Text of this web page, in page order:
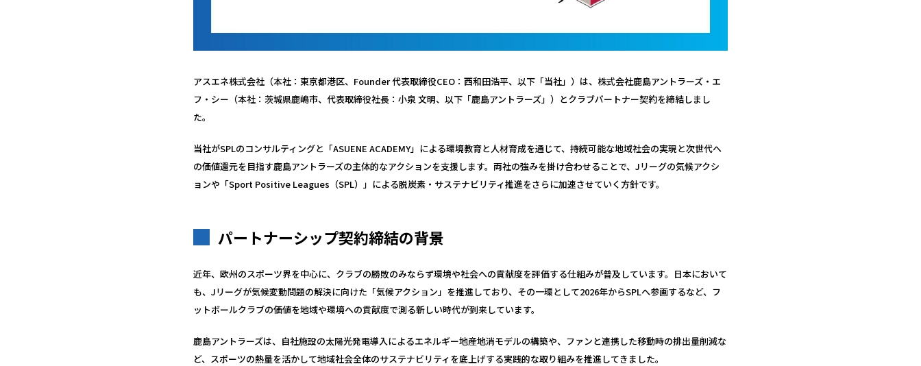
アスエネ株式会社（本社：東京都港区、Founder 代表取締役CEO：西和田浩平、以下「当社」）は、株式会社鹿島アントラーズ・エ
フ・シー（本社：茨城県鹿嶋市、代表取締役社長：小泉 文明、以下「鹿島アントラーズ」）とクラブパートナー契約を締結しまし
た。
当社がSPLのコンサルティングと「ASUENE ACADEMY」による環境教育と人材育成を通じて、持続可能な地域社会の実現と次世代へ
の価値還元を目指す鹿島アントラーズの主体的なアクションを支援します。両社の強みを掛け合わせることで、Jリーグの気候アクシ
ョンや「Sport Positive Leagues（SPL）」による脱炭素・サステナビリティ推進をさらに加速させていく方針です。
パートナーシップ契約締結の背景
近年、欧州のスポーツ界を中心に、クラブの勝敗のみならず環境や社会への貢献度を評価する仕組みが普及しています。日本において
も、Jリーグが気候変動問題の解決に向けた「気候アクション」を推進しており、その一環として2026年からSPLへ参画するなど、フ
ットボールクラブの価値を地域や環境への貢献度で測る新しい時代が到来しています。
鹿島アントラーズは、自社施設の太陽光発電導入によるエネルギー地産地消モデルの構築や、ファンと連携した移動時の排出量削減な
ど、スポーツの熱量を活かして地域社会全体のサステナビリティを底上げする実践的な取り組みを推進してきました。